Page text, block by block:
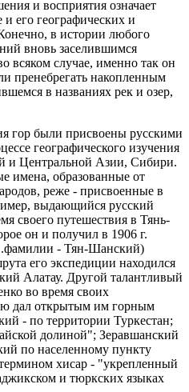
и восприятия означает
его географических и
в истории любого
вновь заселившимся
всяком случае, именно так он
пренебрегать накопленным
в названиях рек и озер,
гор были присвоены русскими
географического изучения
и Центральной Азии, Сибири.
имена, образованные от
реже - присвоенные в
выдающийся русский
своего путешествия в Тянь-
он и получил в 1906 г.
.фамилии - Тян-Шанский)
его экспедиции находился
Алатау. Другой талантливый
во время своих
дал открытым им горным
- по территории Туркестан;
долиной"; Зеравшанский
по населенному пункту
хисар - "укрепленный
и тюркских языках